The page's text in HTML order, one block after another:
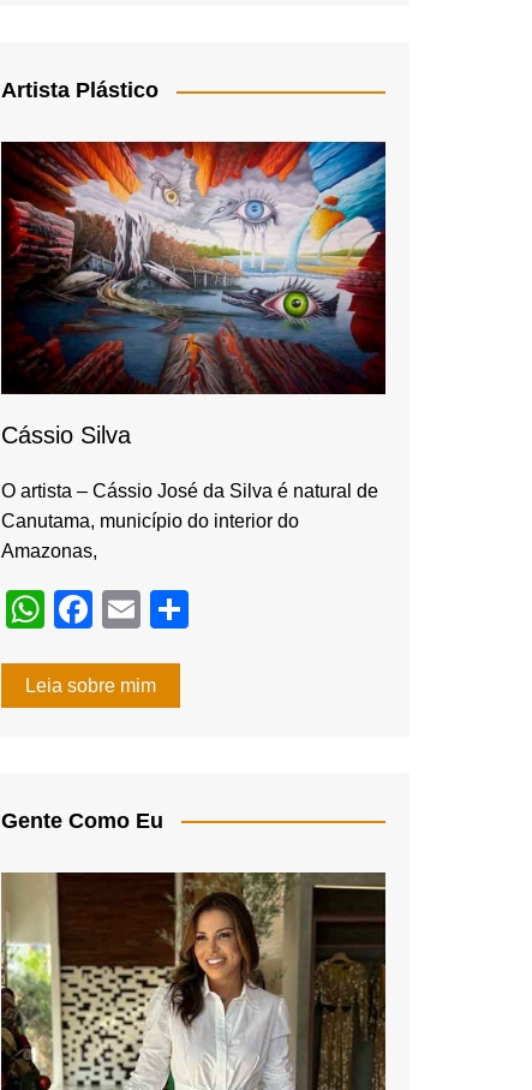
b
o
o
k
a
m
Artista Plástico
Cássio Silva
O artista – Cássio José da Silva é natural de
Canutama, município do interior do
Amazonas,
W
at
p
F
c
o
k
E
ail
Leia sobre mim
Gente Como Eu